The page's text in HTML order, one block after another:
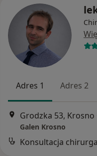
Adres 1 Adres 2
Grodzka 53, Krosno
Galen Krosno
Konsultacja